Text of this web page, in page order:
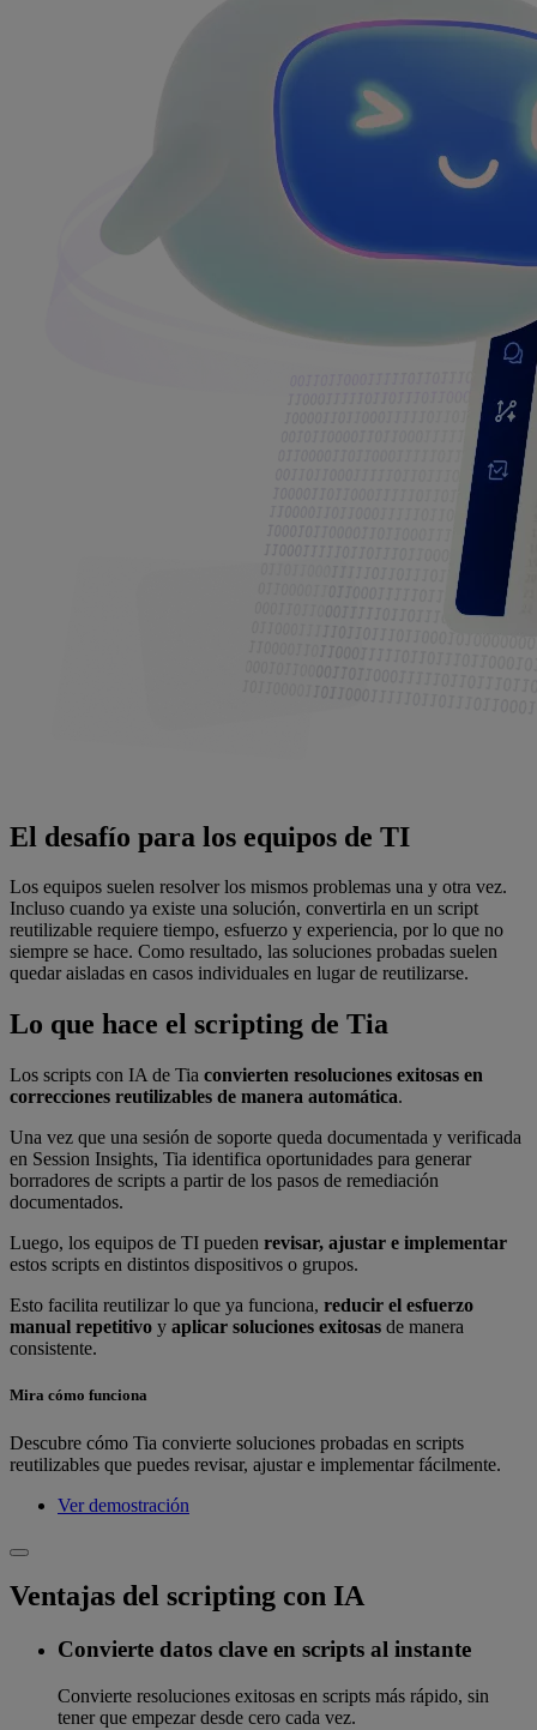
El desafío para los equipos de TI
Los equipos suelen resolver los mismos problemas una y otra vez.
Incluso cuando ya existe una solución, convertirla en un script
reutilizable requiere tiempo, esfuerzo y experiencia, por lo que no
siempre se hace. Como resultado, las soluciones probadas suelen
quedar aisladas en casos individuales en lugar de reutilizarse.
Lo que hace el scripting de Tia
Los scripts con IA de Tia convierten resoluciones exitosas en
correcciones reutilizables de manera automática.
Una vez que una sesión de soporte queda documentada y verificada
en Session Insights, Tia identifica oportunidades para generar
borradores de scripts a partir de los pasos de remediación
documentados.
Luego, los equipos de TI pueden revisar, ajustar e implementar
estos scripts en distintos dispositivos o grupos.
Esto facilita reutilizar lo que ya funciona, reducir el esfuerzo
manual repetitivo y aplicar soluciones exitosas de manera
consistente.
Mira cómo funciona
Descubre cómo Tia convierte soluciones probadas en scripts
reutilizables que puedes revisar, ajustar e implementar fácilmente.
Ver demostración
Ventajas del scripting con IA
Convierte datos clave en scripts al instante
Convierte resoluciones exitosas en scripts más rápido, sin
tener que empezar desde cero cada vez.